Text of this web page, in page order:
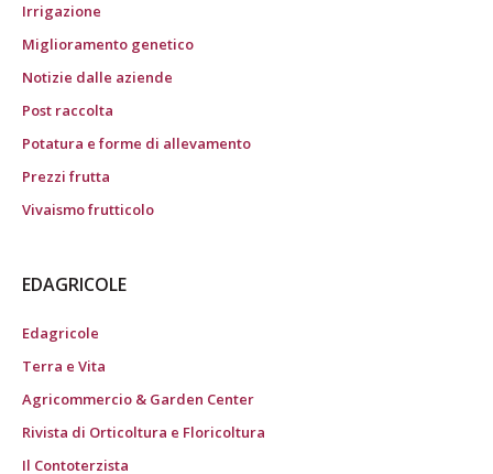
Irrigazione
Miglioramento genetico
Notizie dalle aziende
Post raccolta
Potatura e forme di allevamento
Prezzi frutta
Vivaismo frutticolo
EDAGRICOLE
Edagricole
Terra e Vita
Agricommercio & Garden Center
Rivista di Orticoltura e Floricoltura
Il Contoterzista